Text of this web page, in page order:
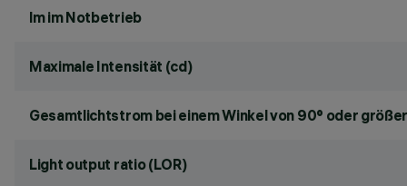
lm im Notbetrieb
Maximale Intensität (cd)
Gesamtlichtstrom bei einem Winkel von 90° oder
Light output ratio (LOR)